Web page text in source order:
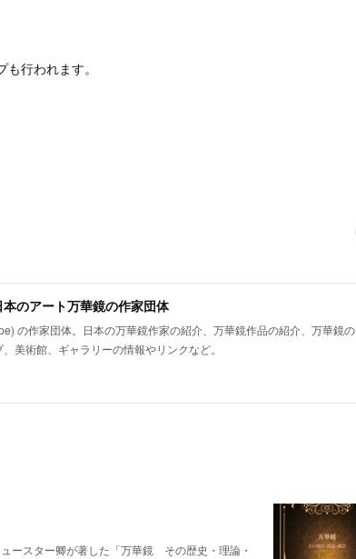
行われます。
アート万華鏡の作家団体
の作家団体。日本の万華鏡作家の紹介、万華鏡作品の紹介、万華鏡の
美術館、ギャラリーの情報やリンクなど。
ースター卿が著した「万華鏡 その歴史・理論・